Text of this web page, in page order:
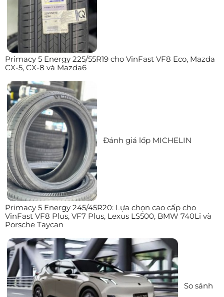
Primacy 5 Energy 225/55R19 cho VinFast VF8 Eco, Mazda
CX-5, CX-8 và Mazda6
Đánh giá lốp MICHELIN
Primacy 5 Energy 245/45R20: Lựa chọn cao cấp cho
VinFast VF8 Plus, VF7 Plus, Lexus LS500, BMW 740Li và
Porsche Taycan
So sánh